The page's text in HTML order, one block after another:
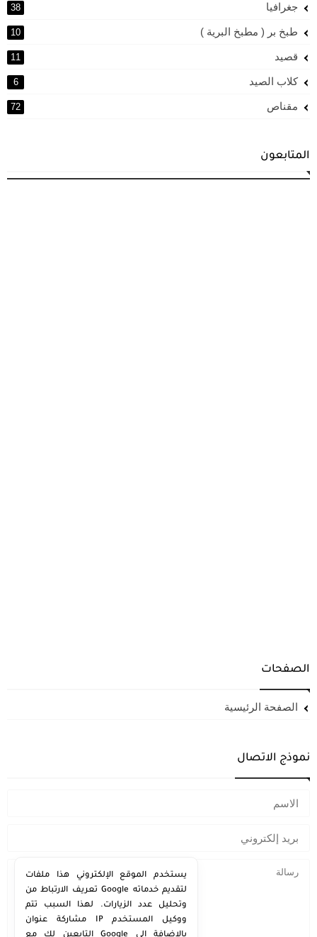
جغرافيا 38
طبخ بر ( مطبخ البرية ) 10
قصيد 11
كلاب الصيد 6
مقناص 72
المتابعون
الصفحات
الصفحة الرئيسية
نموذج الاتصال
يستخدم الموقع الإلكتروني هذا ملفات
تعريف الارتباط من Google لتقديم خدماته
وتحليل عدد الزيارات. لهذا السبب تتم
مشاركة عنوان IP ووكيل المستخدم